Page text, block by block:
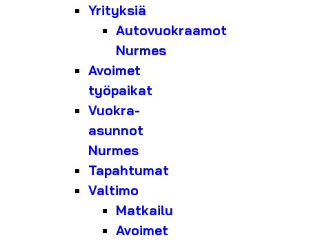
Yrityksiä
Autovuokraamot
Nurmes
Avoimet
työpaikat
Vuokra-
asunnot
Nurmes
Tapahtumat
Valtimo
Matkailu
Avoimet